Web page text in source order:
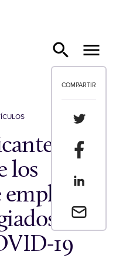
COMPARTIR
Envia un
los
empleo
19